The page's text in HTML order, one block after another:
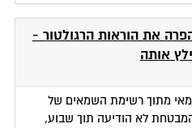
את הוראות הרגולטור -
אותה
מתוך רשימת השמאים של
לא הודיעה תוך שבוע,